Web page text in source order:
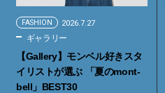
FASHION 2026.7.27
ギャラリー
【Gallery】モンベル好きスタ
イリストが選ぶ 「夏のmont-
bell」BEST30